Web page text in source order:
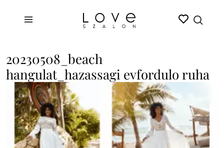
20230508_beach
hangulat_hazassagi evfordulo ruha